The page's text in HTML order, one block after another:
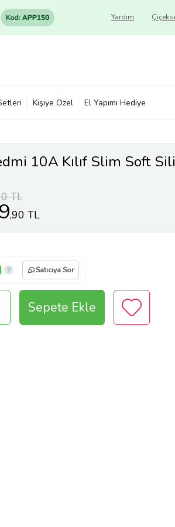
Yardım
Kişiye Özel El Yapımı Hediye
10A Kılıf Slim Soft
TL
,90 TL
Satıcıya Sor
Sepete Ekle